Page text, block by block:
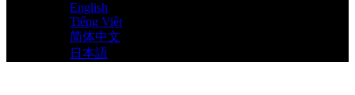
English
Tiếng Việt
简体中文
日本語